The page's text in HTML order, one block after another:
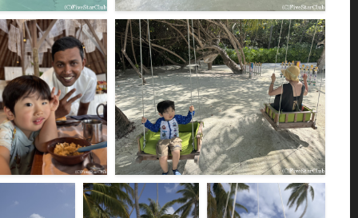
ギリランカンフシ＞＜
モルディブの海を満喫＜ギリランカンフシ＞＜リ
ゾート島＞
F225516
ミスターフライデー（バ
トラー）と一緒に＜リゾ
ート島＞
パームビーチのブランコ＜ギリランカンフシ＞＜
リゾート島＞
F225510